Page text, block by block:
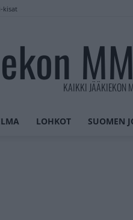
kisat
KAIKKI JÄÄKIEKON
LOHKOT SUOMEN